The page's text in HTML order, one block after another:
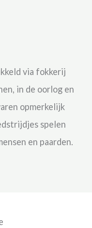
via fokkerij
in de oorlog en
opmerkelijk
spelen
en paarden.